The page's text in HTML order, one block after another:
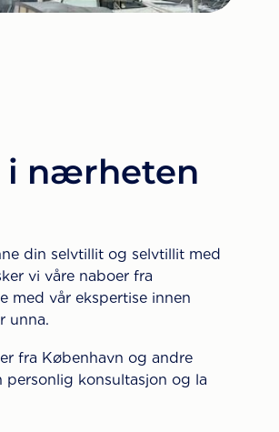
i nærheten
din selvtillit og selvtillit med
vi våre naboer fra
med vår ekspertise innen
unna.
fra København og andre
konsultasjon og la